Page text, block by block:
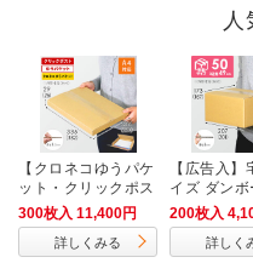
人
【クロネコゆうパケ
ット・クリックポス
ト・ゆうパケット】
厚さ3cm・ヤッコ型
ケース（A4サイ
300枚入 11,400円
詳しくみる
【広告入
イズ ダンボ
200枚入
詳しく